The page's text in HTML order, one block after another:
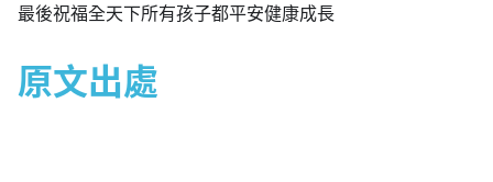
最後祝福全天下所有孩子都平安健康成長
原文出處